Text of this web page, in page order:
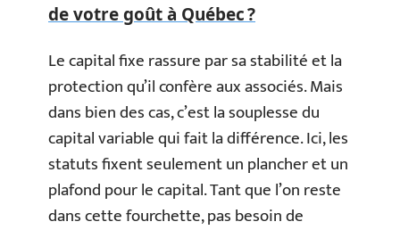
de votre goût à Québec ?
Le capital fixe rassure par sa stabilité et la
protection qu’il confère aux associés. Mais
dans bien des cas, c’est la souplesse du
capital variable qui fait la différence. Ici, les
statuts fixent seulement un plancher et un
plafond pour le capital. Tant que l’on reste
dans cette fourchette, pas besoin de